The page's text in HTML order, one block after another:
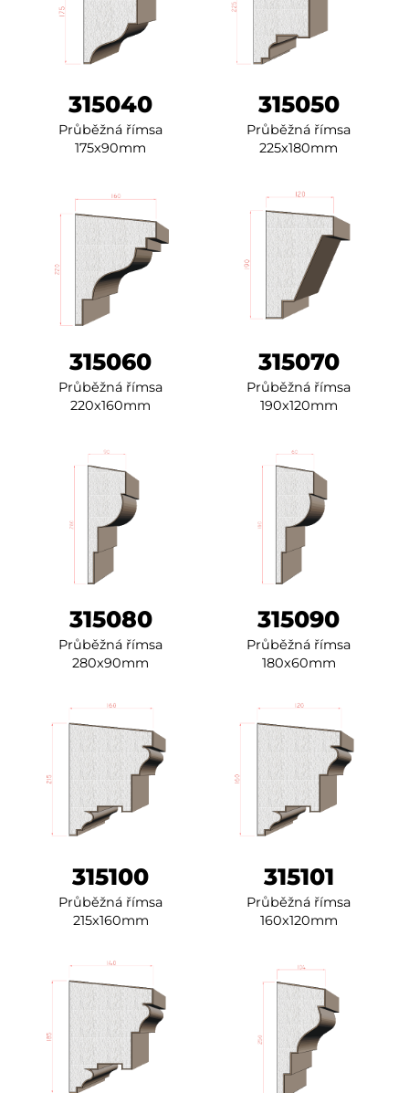
315040
Průběžná římsa
175x90mm
315050
Průběžná římsa
225x180mm
315060
Průběžná římsa
220x160mm
315070
Průběžná římsa
190x120mm
315080
Průběžná římsa
280x90mm
315090
Průběžná římsa
180x60mm
315100
Průběžná římsa
215x160mm
315101
Průběžná římsa
160x120mm